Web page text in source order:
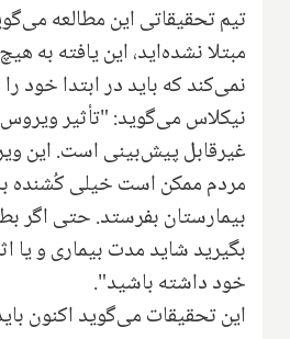
تیم تحقیقاتی این مطالعه
مبتلا نشده‌اید، این یافته به
نمی‌کند که باید در ابتدا خود
نیکلاس می‌گوید: "تأثیر
غیرقابل پیش‌بینی است. این
مردم ممکن است خیلی کُشنده
بیمارستان بفرستد. حتی اگر
بگیرید شاید مدت بیماری و یا
خود داشته باشید".
این تحقیقات می‌گوید اکنون